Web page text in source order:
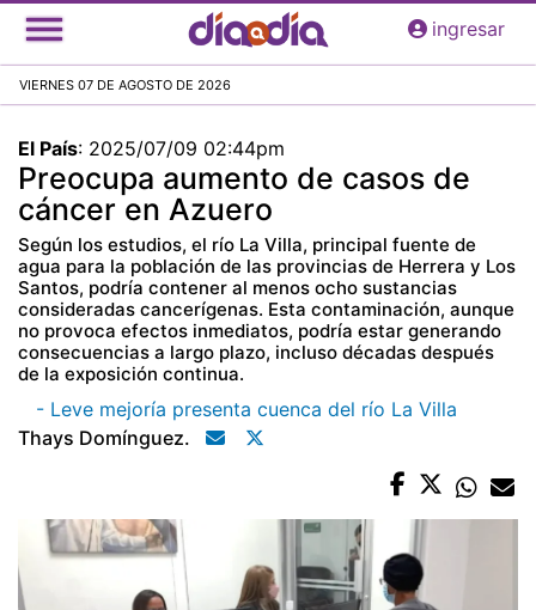
Pasar
al
principal
ingresar
VIERNES 07 DE AGOSTO DE 2026
El País: 2025/07/09 02:44pm
Preocupa aumento de casos de
cáncer en Azuero
Según los estudios, el río La Villa, principal fuente de
agua para la población de las provincias de Herrera y Los
Santos, podría contener al menos ocho sustancias
consideradas cancerígenas. Esta contaminación, aunque
no provoca efectos inmediatos, podría estar generando
consecuencias a largo plazo, incluso décadas después
de la exposición continua.
- Leve mejoría presenta cuenca del río La Villa
Thays Domínguez.